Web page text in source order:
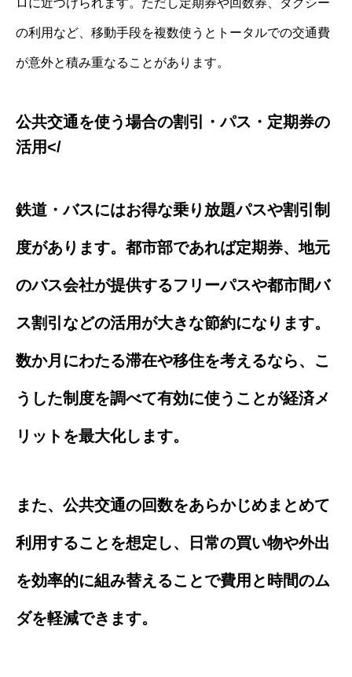
ロに近づけられます。ただし定期券や回数券、タクシー
の利用など、移動手段を複数使うとトータルでの交通費
が意外と積み重なることがあります。
公共交通を使う場合の割引・パス・定期券の
活用</
鉄道・バスにはお得な乗り放題パスや割引制
度があります。都市部であれば定期券、地元
のバス会社が提供するフリーパスや都市間バ
ス割引などの活用が大きな節約になります。
数か月にわたる滞在や移住を考えるなら、こ
うした制度を調べて有効に使うことが経済メ
リットを最大化します。
また、公共交通の回数をあらかじめまとめて
利用することを想定し、日常の買い物や外出
を効率的に組み替えることで費用と時間のム
ダを軽減できます。